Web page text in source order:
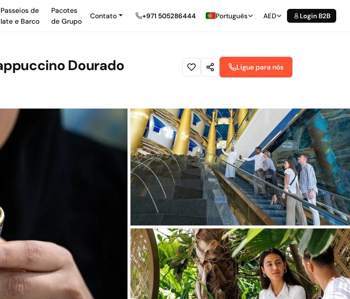
Passeios de
Iate e Barco
Pacotes
de Grupo
Contato +971 505286444 Português AED Login B2B
Dourado Ligue para nós